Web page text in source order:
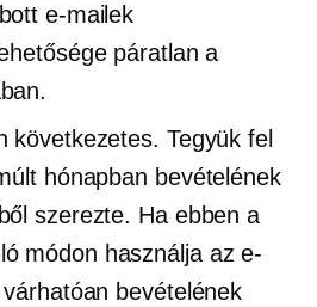
e-mailek
páratlan a
következetes. Tegyük fel
hónapban bevételének
szerezte. Ha ebben a
módon használja az e-
bevételének